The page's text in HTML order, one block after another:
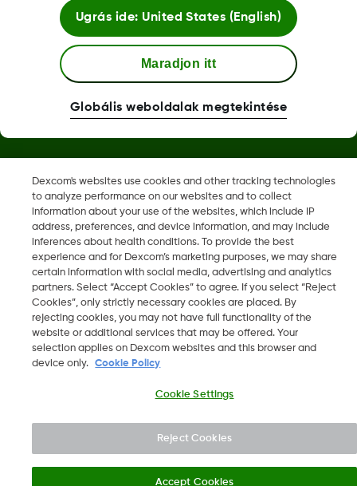
Feltételek és irányelvek
A Dexcom, a Dexcom Clarity, a Dexcom Follow, a Dexcom
One, a Dexcom Share, a Share védjegyek vagy bejegyzett
védjegyek az Egyesült Államokban, és más országokban is
azok lehetnek.
2026 Dexcom, Inc. Minden jog fenntartva.
Dexcom's websites use cookies and other tracking technologies
to analyze performance on our websites and to collect
information about your use of the websites, which include IP
address, preferences, and device information, and may include
inferences about health conditions. To provide the best
experience and for Dexcom’s marketing purposes, we may share
certain information with social media, advertising and analytics
partners. Select “Accept Cookies” to agree. If you select “Reject
Cookies”, only strictly necessary cookies are placed. By
rejecting cookies, you may not have full functionality of the
website or additional services that may be offered. Your
selection applies on Dexcom websites and this browser and
device only.
Cookie Policy
Cookie Settings
Reject Cookies
Accept Cookies
Ugrás ide: United States (English)
Maradjon itt
Globális weboldalak megtekintése